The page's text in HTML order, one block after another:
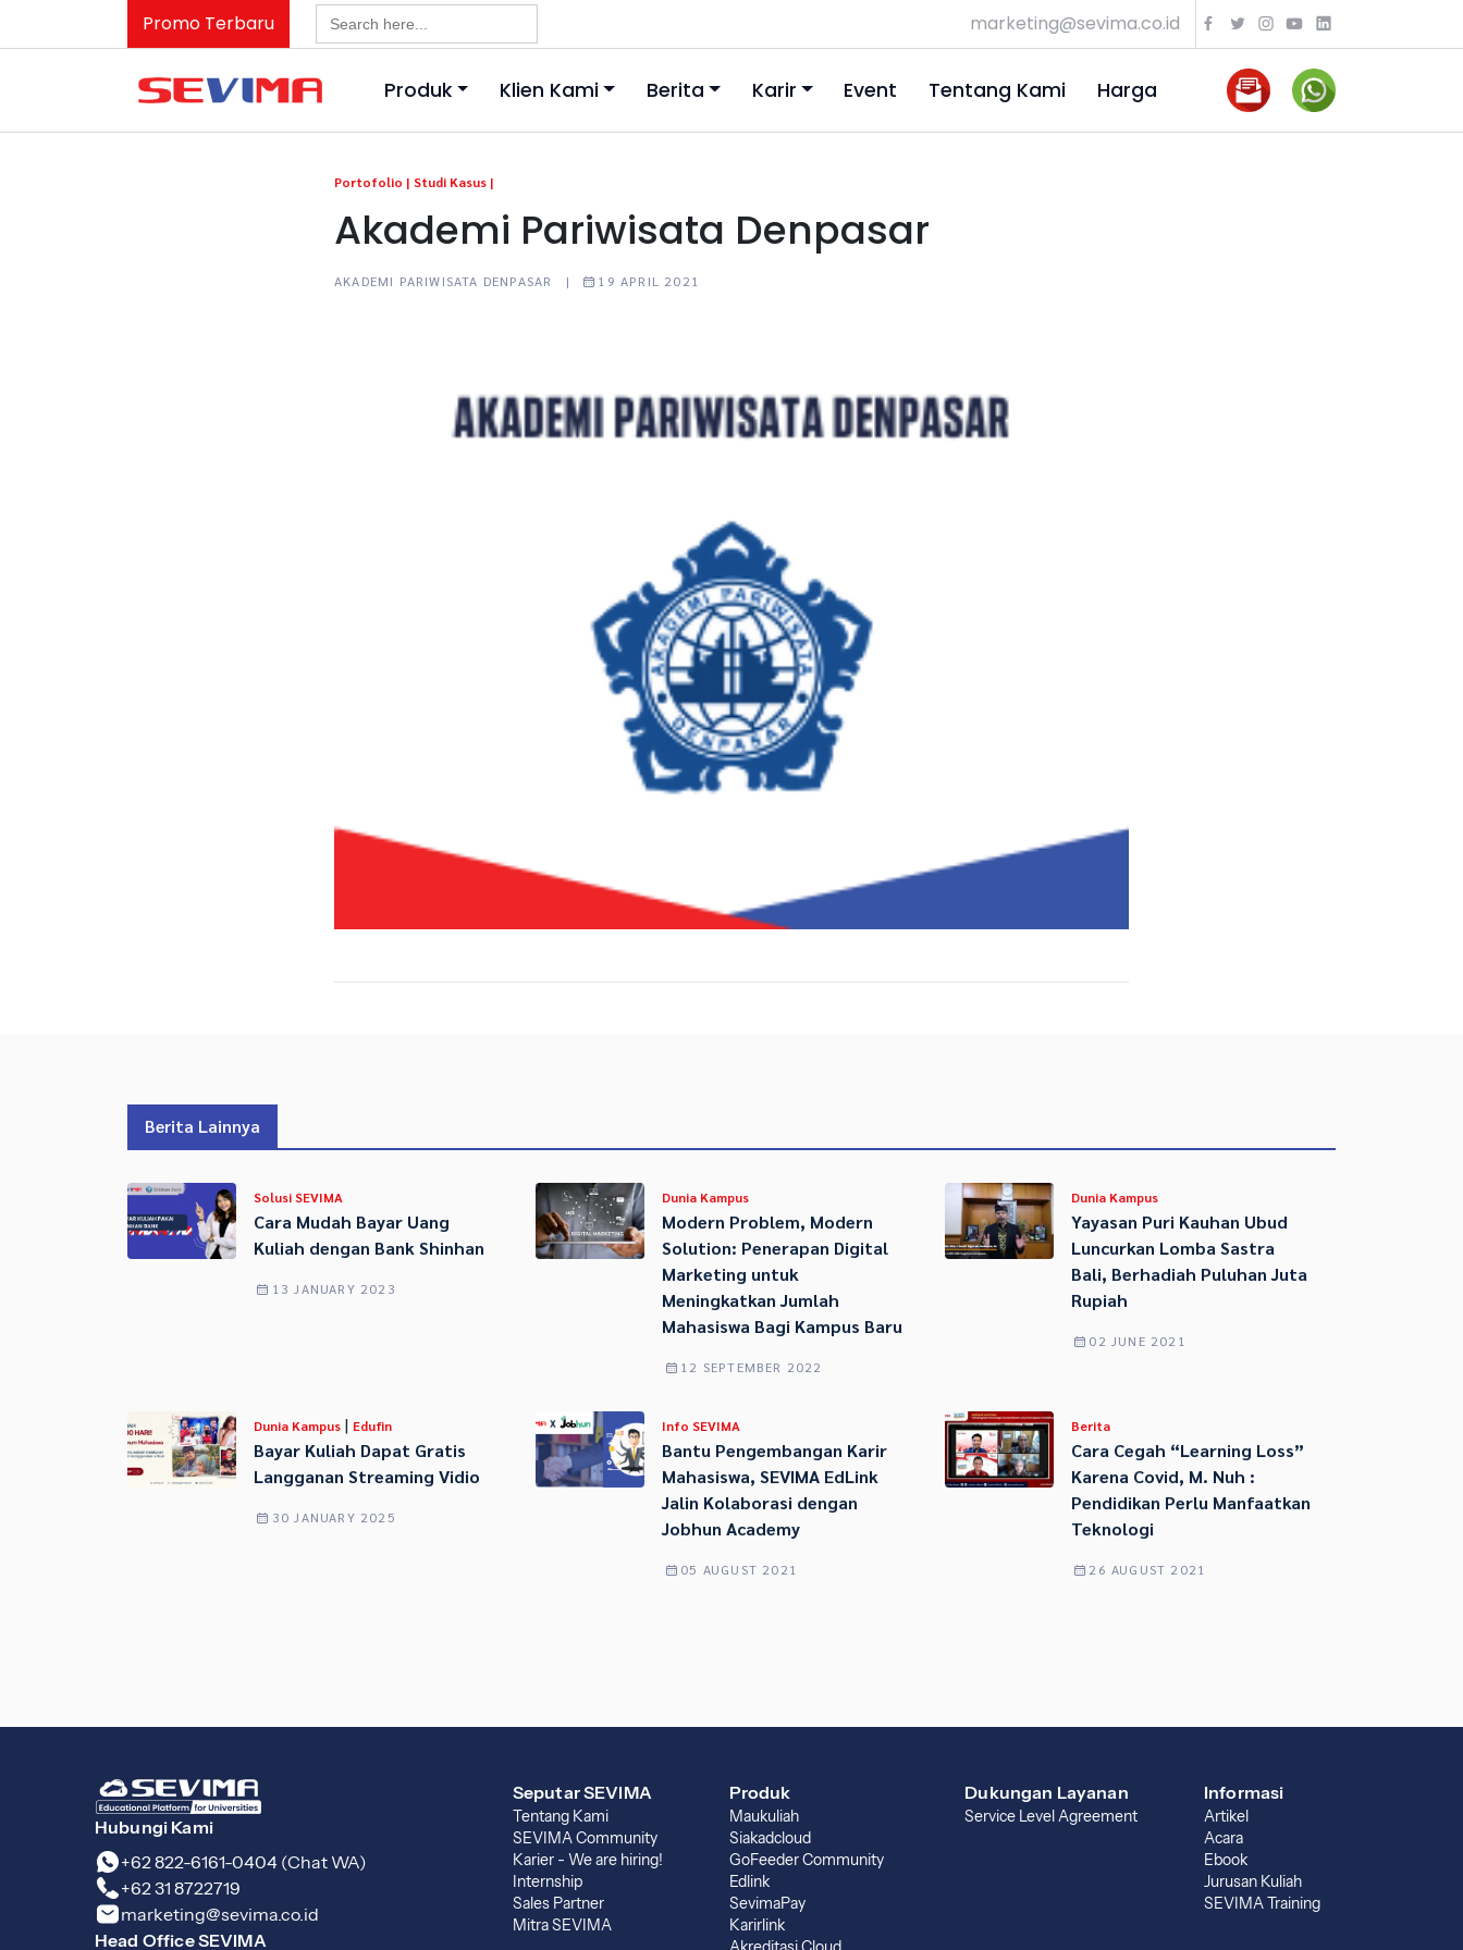
Promo Terbaru Search
for: marketing@sevima.co.id
Produk Klien Kami Berita Karir Event Tentang Kami Harga
Portofolio | Studi Kasus |
Akademi Pariwisata Denpasar
AKADEMI PARIWISATA DENPASAR | 19 APRIL 2021
Berita Lainnya
Solusi SEVIMA
Cara Mudah Bayar Uang
Kuliah dengan Bank Shinhan
13 JANUARY 2023
Dunia Kampus
Modern Problem, Modern
Solution: Penerapan Digital
Marketing untuk
Meningkatkan Jumlah
Mahasiswa Bagi Kampus Baru
12 SEPTEMBER 2022
Dunia Kampus
Yayasan Puri Kauhan Ubud
Luncurkan Lomba Sastra
Bali, Berhadiah Puluhan Juta
Rupiah
02 JUNE 2021
Dunia Kampus | Edufin
Bayar Kuliah Dapat Gratis
Langganan Streaming Vidio
30 JANUARY 2025
Info SEVIMA
Bantu Pengembangan Karir
Mahasiswa, SEVIMA EdLink
Jalin Kolaborasi dengan
Jobhun Academy
05 AUGUST 2021
Berita
Cara Cegah “Learning Loss”
Karena Covid, M. Nuh :
Pendidikan Perlu Manfaatkan
Teknologi
26 AUGUST 2021
Hubungi Kami
+62 822-6161-0404 (Chat WA)
+62 31 8722719
marketing@sevima.co.id
Head Office SEVIMA
Seputar SEVIMA
Tentang Kami
SEVIMA Community
Karier - We are hiring!
Internship
Sales Partner
Mitra SEVIMA
Produk
Maukuliah
Siakadcloud
GoFeeder Community
Edlink
SevimaPay
Karirlink
Dukungan Layanan
Service Level Agreement
Informasi
Artikel
Acara
Ebook
Jurusan Kuliah
SEVIMA Training